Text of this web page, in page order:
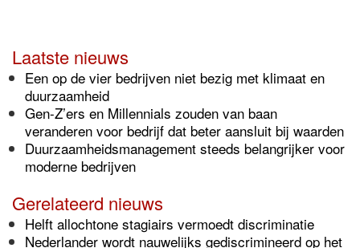
Laatste nieuws
Een op de vier bedrijven niet bezig met klimaat en
duurzaamheid
Gen-Z’ers en Millennials zouden van baan
veranderen voor bedrijf dat beter aansluit bij waarden
Duurzaamheidsmanagement steeds belangrijker voor
moderne bedrijven
Gerelateerd nieuws
Helft allochtone stagiairs vermoedt discriminatie
Nederlander wordt nauwelijks gediscrimineerd op het